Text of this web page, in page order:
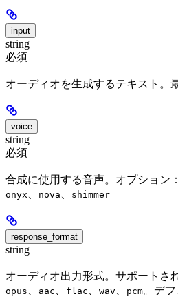
input
string
必須
オーディオを生成するテキスト。
voice
string
必須
合成に使用する音声。オプション：
onyx 、 nova 、 shimmer
response_format
string
オーディオ出力形式。サポートさ
opus aac flac wav pcm。デ